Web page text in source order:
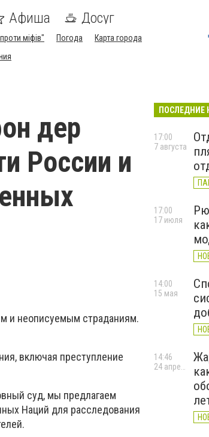
Афиша Досуг
міфів" Погода
Карта города
дер
России и
и неописуемым страданиям.
включая преступление
суд, мы предлагаем
Наций для расследования
ПОСЛЕДНИЕ
17:00
7 августа
17:00
17 июля
14:00
15 мая
14:46